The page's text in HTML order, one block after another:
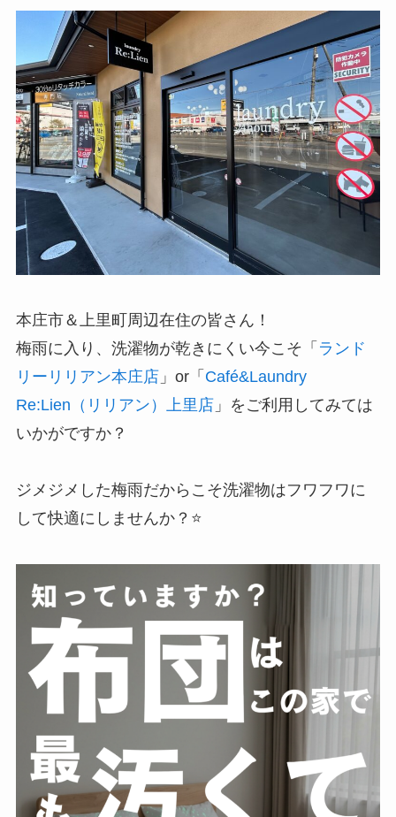
本庄市＆上里町周辺在住の皆さん！
梅雨に入り、洗濯物が乾きにくい今こそ「 ランド
リーリリアン本庄店」or「 Café&Laundry
Re:Lien（リリアン）上里店」をご利用してみては
いかがですか？
ジメジメした梅雨だからこそ洗濯物はフワフワに
して快適にしませんか？⭐️